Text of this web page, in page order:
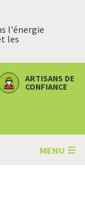
l'énergie
les
ARTISANS DE
CONFIANCE
MENU ☰